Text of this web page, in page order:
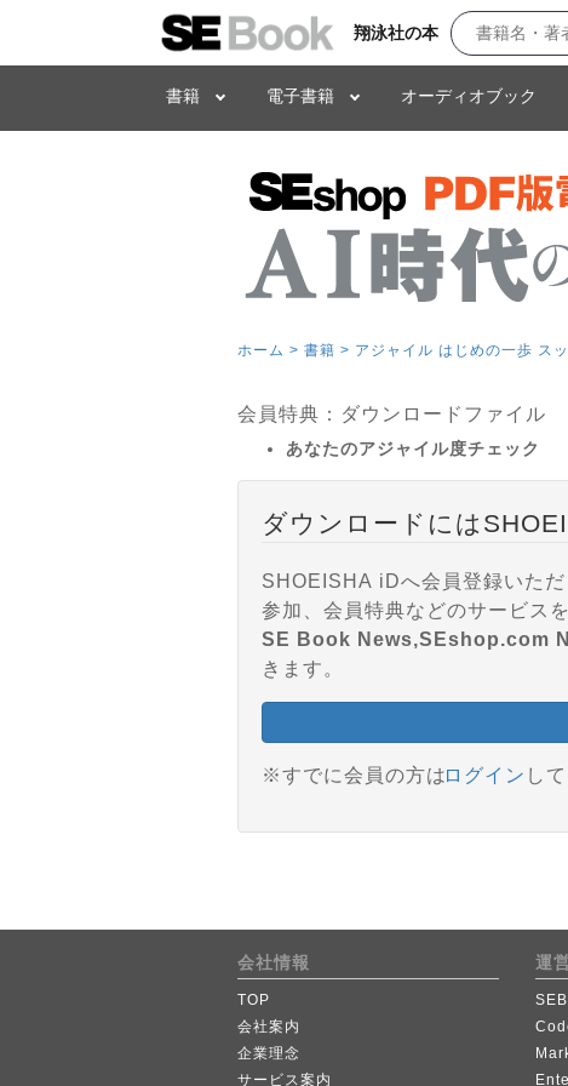
翔泳社の本
書籍 電子書籍 オーディオブック
ホーム > 書籍 > アジャイル はじめの一歩 ス
会員特典：ダウンロードファイル
あなたのアジャイル度チェック
ダウンロードには
SHOEISHA iDへ会員登録いた
SE Book News,SEshop.com
きます。
※すでに会員の方はログイン し
会社情報
TOP
会社案内
企業理念
サービス案内
運